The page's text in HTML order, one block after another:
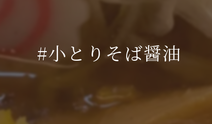
#小とりそば醤油